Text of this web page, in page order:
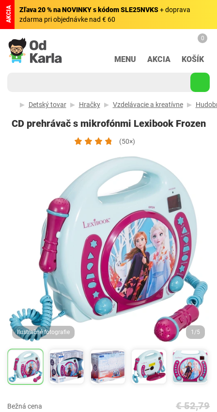
AKCIA Zľava 20 % na NOVINKY s kódom SLE25NVKS+ doprava
zdarma pri objednávke nad € 60
MENU AKCIA
0
KOŠÍK
Detský tovar Hračky Vzdelávacie a kreatívne
CD prehrávač s mikrofónmi Lexibook Frozen
(50×)
Ilustračné fotografie 1/5
Bežná cena € 52,79